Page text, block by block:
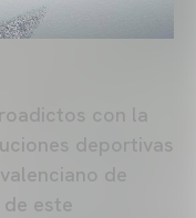
con la
deportivas
de
este